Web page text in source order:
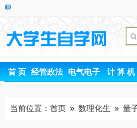
首 页 经管政法 电气电子 计 算 机
当前位置： 首页 » 数理化生 » 量